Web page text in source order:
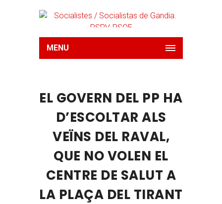
MENU
EL GOVERN DEL PP HA
D’ESCOLTAR ALS
VEÏNS DEL RAVAL,
QUE NO VOLEN EL
CENTRE DE SALUT A
LA PLAÇA DEL TIRANT